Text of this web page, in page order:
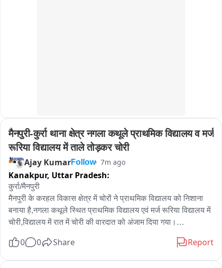
मैनपुरी-कुर्रा थाना क्षेत्र नगला कथूले प्राथमिक विद्यालय व मर्ज
रूरिया विद्यालय में ताले तोड़कर चोरी
Ajay KumarFollow 7m ago
Kanakpur, Uttar Pradesh:
कुर्रा/मैनपुरी
मैनपुरी के करहल विकास क्षेत्र में चोरों ने प्राथमिक विद्यालय को निशाना
बनाया है,नगला कथूले स्थित प्राथमिक विद्यालय एवं मर्ज रूरिया विद्यालय में
चोरी,विद्यालय में रात में चोरी की वारदात को अंजाम दिया गया।
आज सुबह ग्रामीणों ने स्टाफ को सूचना दी,मौके पर पहुंचे तो देखा कि स्कूल
0 0 Share Report